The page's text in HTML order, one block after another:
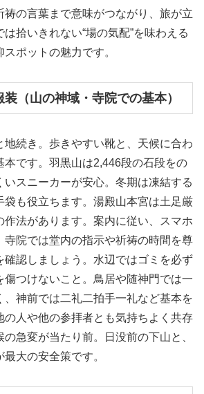
祷の言葉まで意味がつながり、旅が立
拾いきれない“場の気配”を味わえる
ポットの魅力です。
（山の神域・寺院での基本）
地続き。歩きやすい靴と、天候に合わ
本です。羽黒山は2,446段の石段をの
いスニーカーが安心。冬期は凍結する
袋も役立ちます。湯殿山本宮は土足厳
作法があります。案内に従い、スマホ
寺院では堂内の指示や祈祷の時間を尊
確認しましょう。水辺ではゴミを必ず
傷つけないこと。鳥居や随神門では一
、神前では二礼二拍手一礼など基本を
の人や他の参拝者とも気持ちよく共存
急変が当たり前。日没前の下山と、
大の安全策です。